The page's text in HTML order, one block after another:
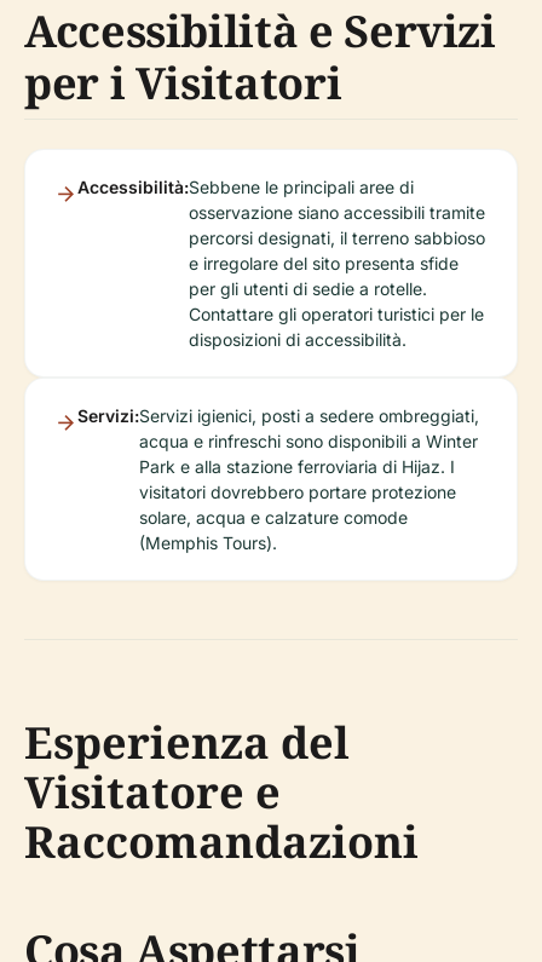
Accessibilità e Servizi
per i Visitatori
Accessibilità:Sebbene le principali aree di
osservazione siano accessibili tramite
percorsi designati, il terreno sabbioso
e irregolare del sito presenta sfide
per gli utenti di sedie a rotelle.
Contattare gli operatori turistici per le
disposizioni di accessibilità.
Servizi:Servizi igienici, posti a sedere ombreggiati,
acqua e rinfreschi sono disponibili a Winter
Park e alla stazione ferroviaria di Hijaz. I
visitatori dovrebbero portare protezione
solare, acqua e calzature comode
(Memphis Tours).
Esperienza del
Visitatore e
Raccomandazioni